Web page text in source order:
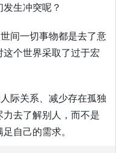
生冲突呢？
间一切事物都是去了意
个世界采取了过于宏
际关系、减少存在孤独
去了解别人，而不是
自己的需求。